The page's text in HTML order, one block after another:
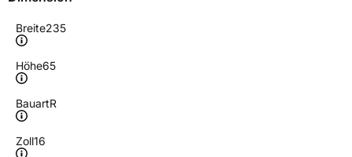
Breite235
Höhe65
BauartR
Zoll16